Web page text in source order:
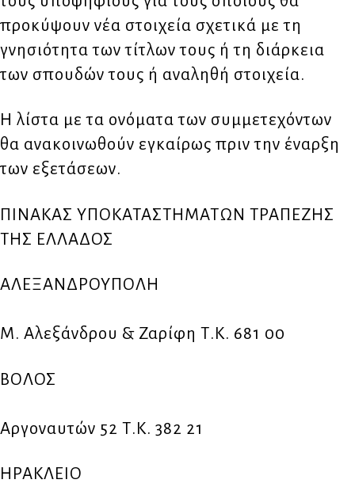
προκύψουν νέα στοιχεία σχετικά με τη
γνησιότητα των τίτλων τους ή τη διάρκεια
των σπουδών τους ή αναληθή στοιχεία.
H λίστα με τα ονόματα των συμμετεχόντων
θα ανακοινωθούν εγκαίρως πριν την έναρξη
των εξετάσεων.
ΠΙΝΑΚΑΣ ΥΠΟΚΑΤΑΣΤΗΜΑΤΩΝ ΤΡΑΠΕΖΗΣ
ΤΗΣ ΕΛΛΑΔΟΣ
ΑΛΕΞΑΝΔΡΟΥΠΟΛΗ
Μ. Αλεξάνδρου & Ζαρίφη Τ.Κ. 681 00
ΒΟΛΟΣ
Αργοναυτών 52 Τ.Κ. 382 21
ΗΡΑΚΛΕΙΟ